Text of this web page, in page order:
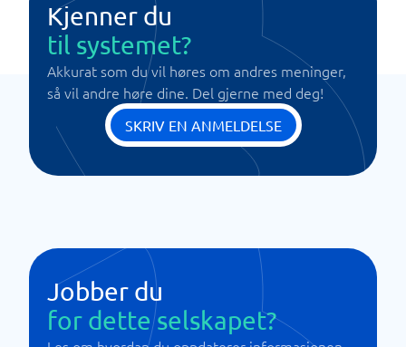
Kjenner du
til systemet?
Akkurat som du vil høres om andres meninger,
så vil andre høre dine. Del gjerne med deg!
SKRIV EN ANMELDELSE
Jobber du
for dette selskapet?